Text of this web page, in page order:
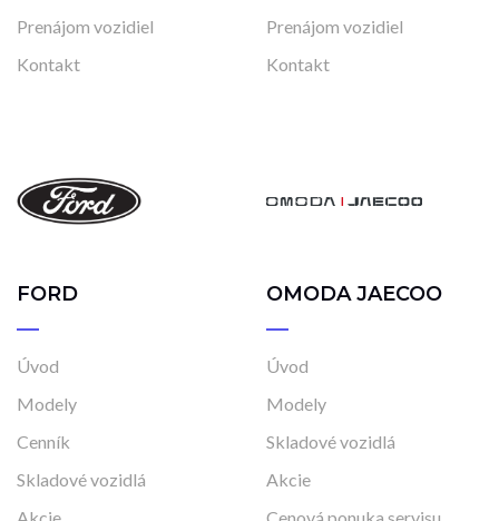
Prenájom vozidiel
Kontakt
Prenájom vozidiel
Kontakt
FORD
Úvod
Modely
Cenník
Skladové vozidlá
Akcie
OMODA JAECOO
Úvod
Modely
Skladové vozidlá
Akcie
Cenová ponuka servisu